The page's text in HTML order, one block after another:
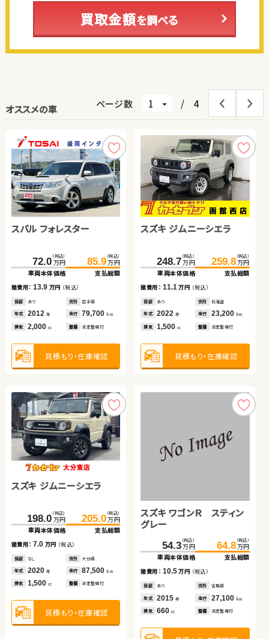
買取金額を調べる
オススメの車 ページ数 / 4
スバル フォレスター
72.0 （税込）
万円
車両本体価格
85.9 （税込）
万円
支払総額
諸費用：13.9 万円 （税込）
保証 あり 住所 岩手県
年式 2012 年 走行 79,700 km
排気 2,000 cc 整備 法定整備付
見積もり・在庫確認
スズキ ジムニーシエラ
248.7 （税込）
万円
車両本体価格
259.8 （税込）
万円
支払総額
諸費用： 11.1万円 （税込）
保証 あり 住所 北海道
年式 2022年 走行 23,200 km
排気 1,500cc 整備 法定整備付
見積もり・在庫確認
スズキ ジムニーシエラ
198.0 （税込）
万円
車両本体価格
205.0 （税込）
万円
支払総額
諸費用：7.0 万円 （税込）
保証 なし 住所 大分県
年式 2020 年 走行 87,500 km
排気 1,500 cc 整備 法定整備付
見積もり・在庫確認
スズキ ワゴンＲ スティン
グレー
54.3 （税込）
万円
車両本体価格
64.8 （税込）
万円
支払総額
諸費用： 10.5万円 （税込）
保証 あり 住所 宮城県
年式 2015年 走行 27,100 km
排気 660cc 整備 法定整備付
スバル フォレスター
208.4 （税込）
万円
車両本体価格
223.8 （税込）
万円
支払総額
諸費用：15.4 万円 （税込）
保証 あり 住所 埼玉県
年式 2021 年 走行 78,400 km
排気 1,800 cc 整備 法定整備付
見積もり・在庫確認
トヨタ ヴェルファイア ハ
イブリッド
635.0万円
車両本体価格
諸費用：11.8万円 （税込）
保証 あり 住所 熊本県
排気 2,500cc 整備 法定整備付
トヨタ ルーミー
87.0万円
車両本体価格
諸費用：11.0万円 （税込）
保証 あり 住所 山梨県
排気 1,000cc 整備 法定整備付
日産 エクストレイル
358.0万円
車両本体価格
諸費用：11.9万円 （税込）
保証 あり 住所 岡山県
トヨタ ノア
121.6 （税込）
万円
車両本体価格
136.9 （税込）
万円
支払総額
諸費用：15.3 万円 （税込）
保証 なし 住所 埼玉県
年式 2013 年 走行 25,700 km
排気 2,000 cc 整備 なし
見積もり・在庫確認
トヨタ プリウスＰＨＶ
391.6 （税込）
万円
車両本体価格
405.1 （税込）
万円
支払総額
諸費用： 13.5万円 （税込）
保証 あり 住所 神奈川県
年式 2023年 走行 2,300km
排気 2,000cc 整備 なし
見積もり・在庫確認
トヨタ ヴォクシー
250.0万円
車両本体価格
諸費用：9.8 万円 （税込）
保証 あり 住所 岡山県
排気 2,000cc 整備 法定整備付
171.6（税込）
万円
183.9 （税込）
万円
12.3万円（税込）
あり
年式 2017年 走行
排気 1,500 整備 なし
見積もり・在庫確認
トヨタ ヴォクシー
175.8 （税込）
万円
車両本体価格
182.5 （税込）
万円
支払総額
諸費用：6.7万円（税込）
保証 あり 住所 福島県
年式 2016 年 走行 55,200 km
排気 2,000 cc 整備 法定整備付
見積もり・在庫確認
ホンダ フリード ハイブリ
313.8 （税込）
万円
車両本体価格
324.9 （税込）
万円
支払総額
諸費用： 11.1万円 （税込）
保証 あり 住所 福島県
年式 2026年 走行 100km
排気 1,500cc 整備 なし
見積もり・在庫確認